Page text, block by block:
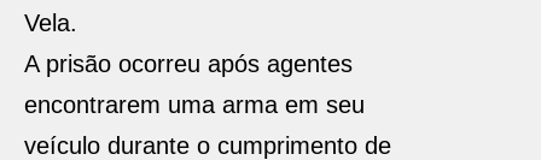
Vela.
A prisão ocorreu após agentes
encontrarem uma arma em seu
veículo durante o cumprimento de